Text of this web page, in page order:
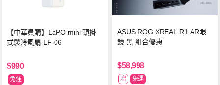
【中華員購】LaPO mini 頸掛
式製冷風扇 LF-06
$990
免運
ASUS ROG XREAL R1 AR眼
鏡 黑 組合優惠
$58,998
贈 免運